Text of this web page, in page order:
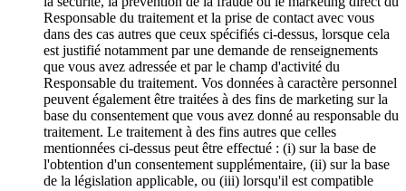
Responsable du traitement et la prise de contact avec vous
dans des cas autres que ceux spécifiés ci-dessus, lorsque cela
est justifié notamment par une demande de renseignements
que vous avez adressée et par le champ d'activité du
Responsable du traitement. Vos données à caractère personnel
peuvent également être traitées à des fins de marketing sur la
base du consentement que vous avez donné au responsable du
traitement. Le traitement à des fins autres que celles
mentionnées ci-dessus peut être effectué : (i) sur la base de
l'obtention d'un consentement supplémentaire, (ii) sur la base
de la législation applicable, ou (iii) lorsqu'il est compatible